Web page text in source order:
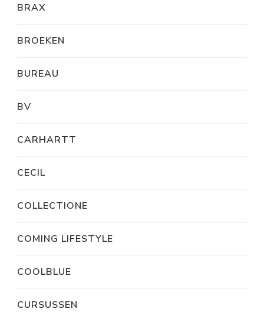
BRAX
BROEKEN
BUREAU
BV
CARHARTT
CECIL
COLLECTIONE
COMING LIFESTYLE
COOLBLUE
CURSUSSEN